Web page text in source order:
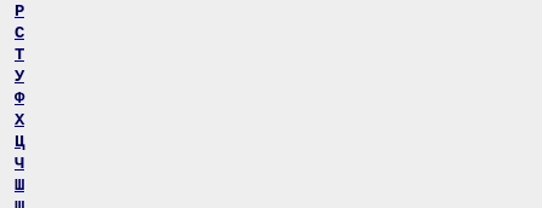
Р
С
Т
У
Ф
Х
Ц
Ч
Ш